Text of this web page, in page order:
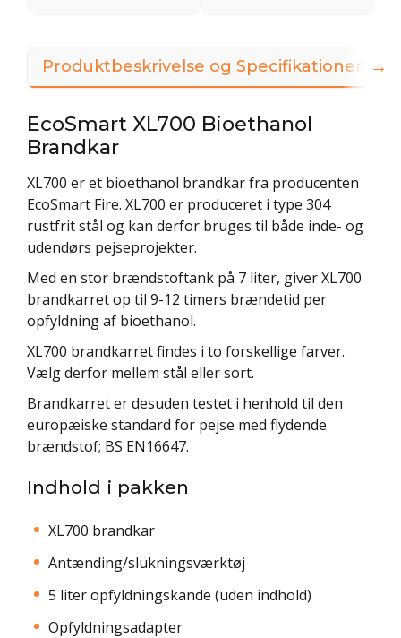
Produktbeskrivelse og Specifikationer
EcoSmart XL700 Bioethanol
Brandkar
XL700 er et bioethanol brandkar fra producenten
EcoSmart Fire. XL700 er produceret i type 304
rustfrit stål og kan derfor bruges til både inde- og
udendørs pejseprojekter.
Med en stor brændstoftank på 7 liter, giver XL700
brandkarret op til 9-12 timers brændetid per
opfyldning af bioethanol.
XL700 brandkarret findes i to forskellige farver.
Vælg derfor mellem stål eller sort.
Brandkarret er desuden testet i henhold til den
europæiske standard for pejse med flydende
brændstof; BS EN16647.
Indhold i pakken
XL700 brandkar
Antænding/slukningsværktøj
5 liter opfyldningskande (uden indhold)
Opfyldningsadapter
→